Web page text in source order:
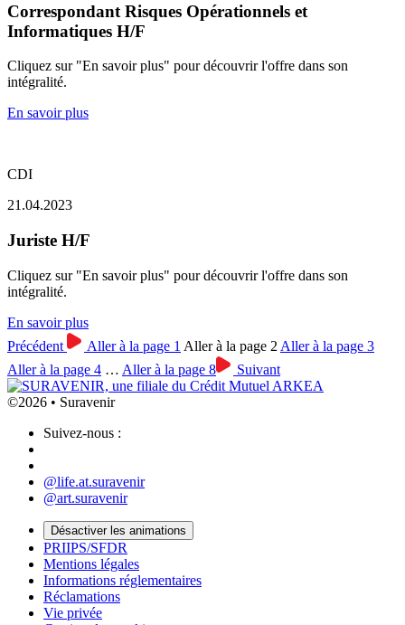
Correspondant Risques Opérationnels et
Informatiques H/F
Cliquez sur "En savoir plus" pour découvrir l'offre dans son
intégralité.
En savoir plus
CDI
21.04.2023
Juriste H/F
Cliquez sur "En savoir plus" pour découvrir l'offre dans son
intégralité.
En savoir plus
Précédent
Aller à la page 1 Aller à la page 2 Aller à la page 3
Aller à la page 4 … Aller à la page 8 Suivant
©2026 • Suravenir
Suivez-nous :
@life.at.suravenir
@art.suravenir
Désactiver les animations
PRIIPS/SFDR
Mentions légales
Informations réglementaires
Réclamations
Vie privée